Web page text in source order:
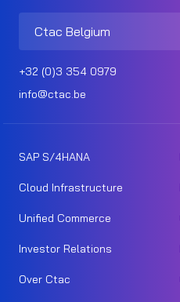
Ctac Belgium
+32 (0)3 354 0979
info@ctac.be
SAP S/4HANA
Cloud Infrastructure
Unified Commerce
Investor Relations
Over Ctac